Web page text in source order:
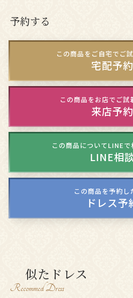
予約する
この商品をご自宅でご
宅配予約
この商品をお店でご試
来店予約
この商品についてLINE
LINE相
この商品を予約し
ドレス予
似たドレス
Recommed Dress